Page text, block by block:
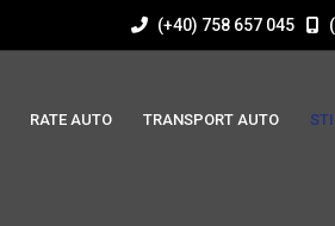
(+40) 758 657 045
RATE AUTO TRANSPORT AUTO